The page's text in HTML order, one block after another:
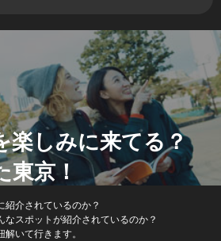
楽しみに来てる？
京！
介されているのか？
なスポットが紹介されているのか？
いて行きます。